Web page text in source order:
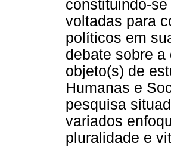
constituindo-
voltadas para
políticos em
debate sobre
objeto(s) de
Humanas e
pesquisa
variados
pluralidade e